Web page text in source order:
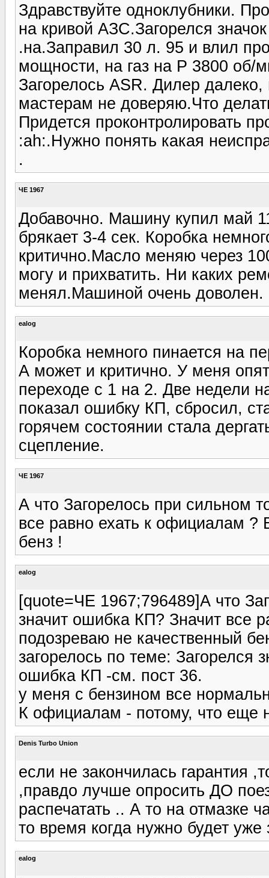
Здравствуйте одноклубники.
на кривой АЗС.Загорелся
.на.Заправил 30 л. 95 и влил
мощности, на газ на Р 3800 об/
Загорелось ASR. Дилер
мастерам не доверяю.Что
Придется проконтролировать
:ah:.Нужно понять какая
.
ЧЕ 1967
Добавочно. Машину купил май
брякает 3-4 сек. Коробка
критично.Масло меняю через
могу и прихватить. Ни каких
менял.Машиной очень доволен.
ealog
Коробка немного пинается на
А может и критично. У меня
переходе с 1 на 2. Две недели
показал ошибку КП, сбросил,
горячем состоянии стала
сцепление.
ЧЕ 1967
А что Загорелось при сильном
все равно ехать к официалам ?
бенз !
ealog
[quote=ЧЕ 1967;796489]А что
значит ошибка КП? Значит все
подозреваю не качественный
загорелось по теме: Загорелся
ошибка КП -см. пост 36.
у меня с бензином все
К официалам - потому, что еще
Denis Turbo Union
если не закончилась гарантия
,правдо лучше опросить ДО
распечатать .. А то на отмазке
то время когда нужно будет
ealog